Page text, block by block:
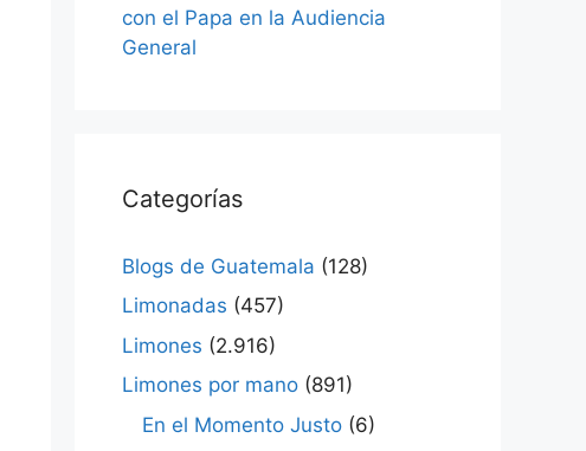
con el Papa en la Audiencia
General
Categorías
Blogs de Guatemala (128)
Limonadas (457)
Limones (2.916)
Limones por mano (891)
En el Momento Justo (6)